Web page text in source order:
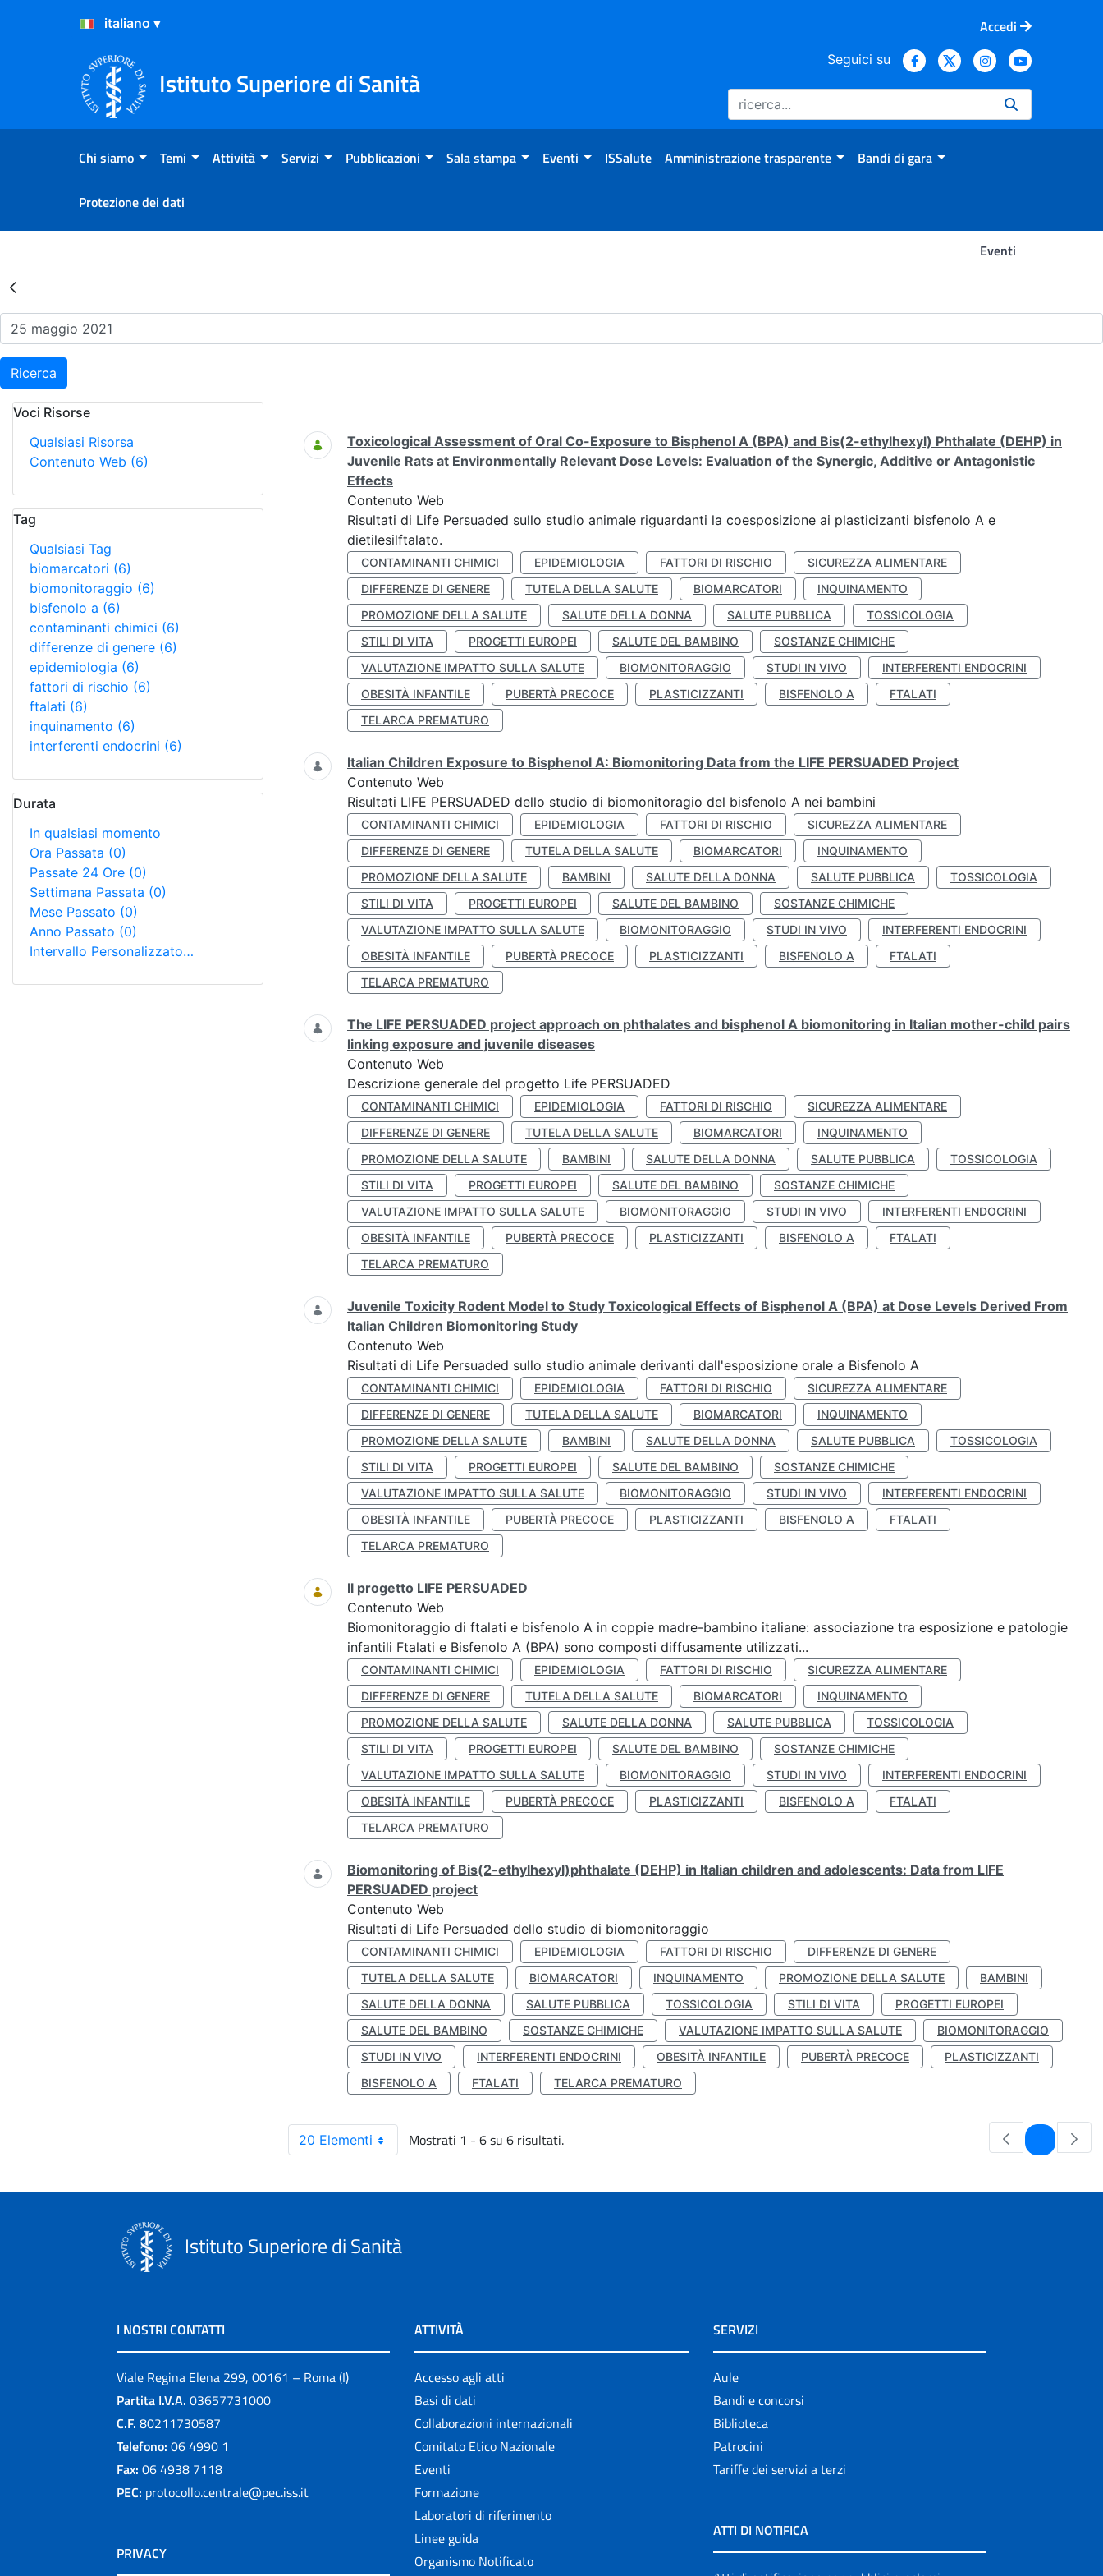
Salta al Contenuto
Salta al Footer
Accedi
Istituto Superiore di Sanità
Seguici su
Chi siamo Temi Attività Servizi Pubblicazioni Sala stampa Eventi ISSalute Amministrazione trasparente Bandi di gara
Protezione dei dati
Eventi
Risultati della Ricerca - Eventi
Ricerca
Voci Risorse
Qualsiasi Risorsa
Contenuto Web (6)
Tag
Qualsiasi Tag
biomarcatori (6)
biomonitoraggio (6)
bisfenolo a (6)
contaminanti chimici (6)
differenze di genere (6)
epidemiologia (6)
fattori di rischio (6)
ftalati (6)
inquinamento (6)
interferenti endocrini (6)
Durata
In qualsiasi momento
Ora Passata (0)
Passate 24 Ore (0)
Settimana Passata (0)
Mese Passato (0)
Anno Passato (0)
Intervallo Personalizzato…
Ricerca
Toxicological Assessment of Oral Co-Exposure to Bisphenol A (BPA) and Bis(2-ethylhexyl) Phthalate (DEHP) in
Juvenile Rats at Environmentally Relevant Dose Levels: Evaluation of the Synergic, Additive or Antagonistic
Effects
Contenuto Web
Risultati di Life Persuaded sullo studio animale riguardanti la coesposizione ai plasticizanti bisfenolo A e
dietilesilftalato.
CONTAMINANTI CHIMICI EPIDEMIOLOGIA FATTORI DI RISCHIO
SICUREZZA ALIMENTARE
DIFFERENZE DI GENERE
TUTELA DELLA SALUTE BIOMARCATORI
INQUINAMENTO
PROMOZIONE DELLA SALUTE
SALUTE DELLA DONNA SALUTE PUBBLICA
TOSSICOLOGIA
STILI DI VITA
PROGETTI EUROPEI SALUTE DEL BAMBINO
SOSTANZE CHIMICHE
VALUTAZIONE IMPATTO SULLA SALUTE
BIOMONITORAGGIO STUDI IN VIVO
INTERFERENTI ENDOCRINI
OBESITÀ INFANTILE
PUBERTÀ PRECOCE PLASTICIZZANTI BISFENOLO A
FTALATI
TELARCA PREMATURO
Italian Children Exposure to Bisphenol A: Biomonitoring Data from the LIFE PERSUADED Project
Contenuto Web
Risultati LIFE PERSUADED dello studio di biomonitoragio del bisfenolo A nei bambini
CONTAMINANTI CHIMICI EPIDEMIOLOGIA FATTORI DI RISCHIO
SICUREZZA ALIMENTARE
DIFFERENZE DI GENERE
TUTELA DELLA SALUTE BIOMARCATORI
INQUINAMENTO
PROMOZIONE DELLA SALUTE
BAMBINI SALUTE DELLA DONNA SALUTE PUBBLICA
TOSSICOLOGIA
STILI DI VITA
PROGETTI EUROPEI SALUTE DEL BAMBINO
SOSTANZE CHIMICHE
VALUTAZIONE IMPATTO SULLA SALUTE
BIOMONITORAGGIO STUDI IN VIVO
INTERFERENTI ENDOCRINI
OBESITÀ INFANTILE
PUBERTÀ PRECOCE PLASTICIZZANTI BISFENOLO A
FTALATI
TELARCA PREMATURO
The LIFE PERSUADED project approach on phthalates and bisphenol A biomonitoring in Italian mother-child pairs
linking exposure and juvenile diseases
Contenuto Web
Descrizione generale del progetto Life PERSUADED
CONTAMINANTI CHIMICI EPIDEMIOLOGIA FATTORI DI RISCHIO
SICUREZZA ALIMENTARE
DIFFERENZE DI GENERE
TUTELA DELLA SALUTE BIOMARCATORI
INQUINAMENTO
PROMOZIONE DELLA SALUTE
BAMBINI SALUTE DELLA DONNA SALUTE PUBBLICA
TOSSICOLOGIA
STILI DI VITA
PROGETTI EUROPEI SALUTE DEL BAMBINO
SOSTANZE CHIMICHE
VALUTAZIONE IMPATTO SULLA SALUTE
BIOMONITORAGGIO STUDI IN VIVO
INTERFERENTI ENDOCRINI
OBESITÀ INFANTILE
PUBERTÀ PRECOCE PLASTICIZZANTI BISFENOLO A
FTALATI
TELARCA PREMATURO
Juvenile Toxicity Rodent Model to Study Toxicological Effects of Bisphenol A (BPA) at Dose Levels Derived From
Italian Children Biomonitoring Study
Contenuto Web
Risultati di Life Persuaded sullo studio animale derivanti dall'esposizione orale a Bisfenolo A
CONTAMINANTI CHIMICI EPIDEMIOLOGIA FATTORI DI RISCHIO
SICUREZZA ALIMENTARE
DIFFERENZE DI GENERE
TUTELA DELLA SALUTE BIOMARCATORI
INQUINAMENTO
PROMOZIONE DELLA SALUTE
BAMBINI SALUTE DELLA DONNA SALUTE PUBBLICA
TOSSICOLOGIA
STILI DI VITA
PROGETTI EUROPEI SALUTE DEL BAMBINO
SOSTANZE CHIMICHE
VALUTAZIONE IMPATTO SULLA SALUTE
BIOMONITORAGGIO STUDI IN VIVO
INTERFERENTI ENDOCRINI
OBESITÀ INFANTILE
PUBERTÀ PRECOCE PLASTICIZZANTI BISFENOLO A
FTALATI
TELARCA PREMATURO
Il progetto LIFE PERSUADED
Contenuto Web
Biomonitoraggio di ftalati e bisfenolo A in coppie madre-bambino italiane: associazione tra esposizione e patologie
infantili Ftalati e Bisfenolo A (BPA) sono composti diffusamente utilizzati...
CONTAMINANTI CHIMICI EPIDEMIOLOGIA FATTORI DI RISCHIO
SICUREZZA ALIMENTARE
DIFFERENZE DI GENERE
TUTELA DELLA SALUTE BIOMARCATORI
INQUINAMENTO
PROMOZIONE DELLA SALUTE
SALUTE DELLA DONNA SALUTE PUBBLICA
TOSSICOLOGIA
STILI DI VITA
PROGETTI EUROPEI SALUTE DEL BAMBINO
SOSTANZE CHIMICHE
VALUTAZIONE IMPATTO SULLA SALUTE
BIOMONITORAGGIO STUDI IN VIVO
INTERFERENTI ENDOCRINI
OBESITÀ INFANTILE
PUBERTÀ PRECOCE PLASTICIZZANTI BISFENOLO A
FTALATI
TELARCA PREMATURO
Biomonitoring of Bis(2-ethylhexyl)phthalate (DEHP) in Italian children and adolescents: Data from LIFE
PERSUADED project
Contenuto Web
Risultati di Life Persuaded dello studio di biomonitoraggio
CONTAMINANTI CHIMICI EPIDEMIOLOGIA FATTORI DI RISCHIO
DIFFERENZE DI GENERE
TUTELA DELLA SALUTE
BIOMARCATORI INQUINAMENTO PROMOZIONE DELLA SALUTE
BAMBINI
SALUTE DELLA DONNA
SALUTE PUBBLICA TOSSICOLOGIA STILI DI VITA
PROGETTI EUROPEI
SALUTE DEL BAMBINO
SOSTANZE CHIMICHE VALUTAZIONE IMPATTO SULLA SALUTE
BIOMONITORAGGIO
STUDI IN VIVO
INTERFERENTI ENDOCRINI OBESITÀ INFANTILE PUBERTÀ PRECOCE
PLASTICIZZANTI
BISFENOLO A
FTALATI TELARCA PREMATURO
20 Elementi Mostrati 1 - 6 su 6 risultati. Pagina
Istituto Superiore di Sanità
I NOSTRI CONTATTI
Viale Regina Elena 299, 00161 – Roma (I)
Partita I.V.A. 03657731000
C.F. 80211730587
Telefono: 06 4990 1
Fax: 06 4938 7118
PEC: protocollo.centrale@pec.iss.it
PRIVACY
ATTIVITÀ
Accesso agli atti
Basi di dati
Collaborazioni internazionali
Comitato Etico Nazionale
Eventi
Formazione
Laboratori di riferimento
Linee guida
Organismo Notificato
SERVIZI
Aule
Bandi e concorsi
Biblioteca
Patrocini
Tariffe dei servizi a terzi
ATTI DI NOTIFICA